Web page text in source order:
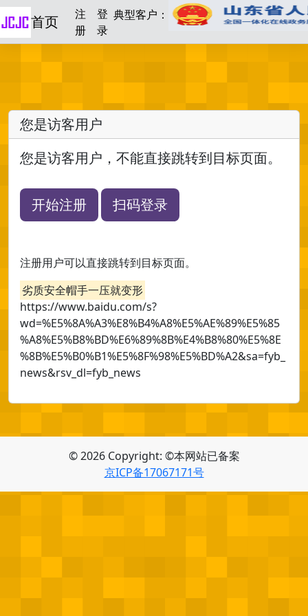
首页
注
册
登
录
典型客户：
您是访客用户
您是访客用户，不能直接跳转到目标页面。
开始注册 扫码登录
注册用户可以直接跳转到目标页面。
劣质安全帽手一压就变形
https://www.baidu.com/s?
wd=%E5%8A%A3%E8%B4%A8%E5%AE%89%E5%85
%A8%E5%B8%BD%E6%89%8B%E4%B8%80%E5%8E
%8B%E5%B0%B1%E5%8F%98%E5%BD%A2&sa=fyb_
news&rsv_dl=fyb_news
© 2026 Copyright: ©本网站已备案
京ICP备17067171号